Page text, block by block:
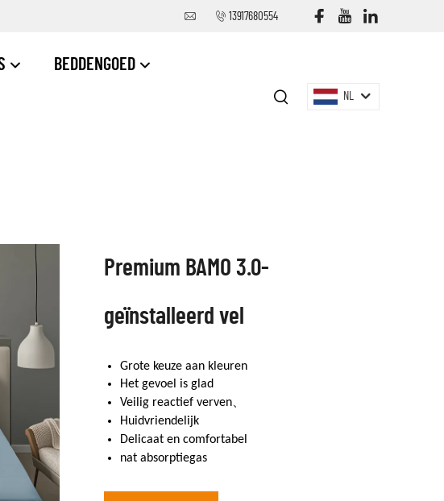
13917680554
BEDDENGOED
NL
Premium BAMO 3.0-
geïnstalleerd vel
Grote keuze aan kleuren
Het gevoel is glad
Veilig reactief verven、
Huidvriendelijk
Delicaat en comfortabel
nat absorptiegas